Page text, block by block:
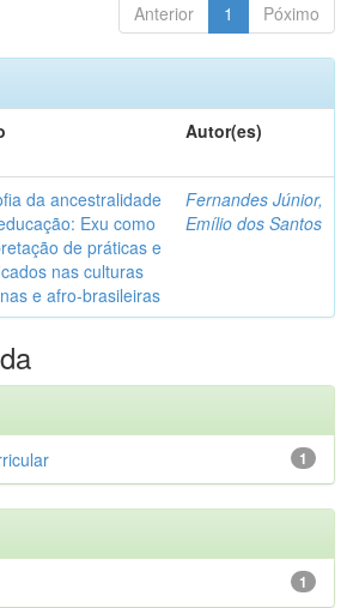
Anterior 1 Póximo
Autor(es)
da ancestralidade
Exu como
de práticas e
nas culturas
e afro-brasileiras
Fernandes Júnior,
Emílio dos Santos
1
1